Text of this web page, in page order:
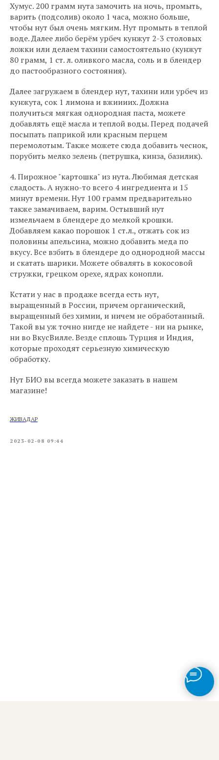
Хумус. 200 грамм нута замочить на ночь, промыть,
варить (подсолив) около 1 часа, можно больше,
чтобы нут был очень мягким. Нут промыть в теплой
воде. Далее либо берём урбеч кунжут 2-3 столовых
ложки или делаем тахини самостоятельно (кунжут
80 грамм, 1 ст. л. оливкого масла, соль и в блендер
до пастообразного состояния).
Далее загружаем в блендер нут, тахини или урбеч из
кунжута, сок 1 лимона и вжиииих. Должна
получиться мягкая однородная паста, можете
добавлять ещё масла и теплой воды. Перед подачей
посыпать паприкой или красным перцем
перемолотым. Также можете сюда добавить чеснок,
порубить мелко зелень (петрушка, кинза, базилик).
4. Пирожное "картошка" из нута. Любимая детская
сладость. А нужно-то всего 4 ингредиента и 15
минут времени. Нут 100 грамм предварительно
также замачиваем, варим. Остывший нут
измельчаем в блендере до мелкой крошки.
Добавляем какао порошок 1 ст.л., отжать сок из
половины апельсина, можно добавить меда по
вкусу. Все взбить в блендере до однородной массы
и скатать шарики. Можете обвалять в кокосовой
стружки, грецком орехе, ядрах конопли.
Кстати у нас в продаже всегда есть нут,
выращенный в России, причем органический,
выращенный без химии, и ничем не обработанный.
Такой вы уж точно нигде не найдете - ни на рынке,
ни во ВкусВилле. Везде сплошь Турция и Индия,
которые проходят серьезную химическую
обработку.
Нут БИО вы всегда можете заказать в нашем
магазине!
ЖИВАДАР
2023-02-08 09:44